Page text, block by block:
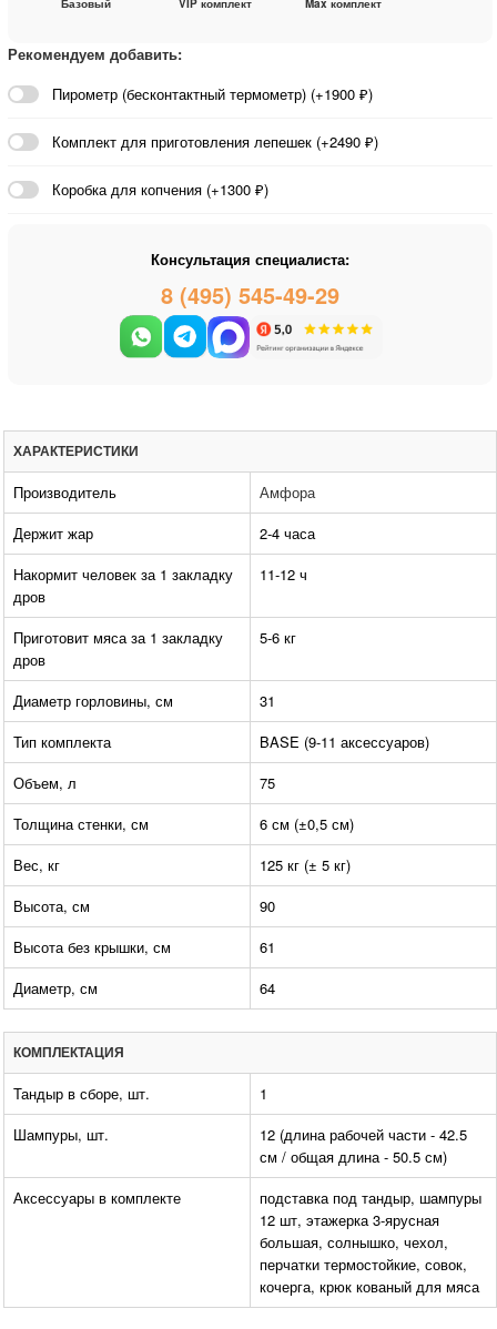
Базовый VIP комплект Max комплект
Рекомендуем добавить:
Пирометр (бесконтактный термометр) (+1900 ₽)
Комплект для приготовления лепешек (+2490 ₽)
Коробка для копчения (+1300 ₽)
Консультация специалиста:
8 (495) 545-49-29
ХАРАКТЕРИСТИКИ
Производитель
Амфора
Держит жар
2-4 часа
Накормит человек за 1 закладку
дров
11-12 ч
Приготовит мяса за 1 закладку
дров
5-6 кг
Диаметр горловины, см
31
Тип комплекта
BASE (9-11 аксессуаров)
Объем, л
75
Толщина стенки, см
6 см (±0,5 см)
Вес, кг
125 кг (± 5 кг)
Высота, см
90
Высота без крышки, см
61
Диаметр, см
64
КОМПЛЕКТАЦИЯ
Тандыр в сборе, шт.
1
Шампуры, шт.
12 (длина рабочей части - 42.5
см / общая длина - 50.5 см)
Аксессуары в комплекте
подставка под тандыр, шампуры
12 шт, этажерка 3-ярусная
большая, солнышко, чехол,
перчатки термостойкие, совок,
кочерга, крюк кованый для мяса